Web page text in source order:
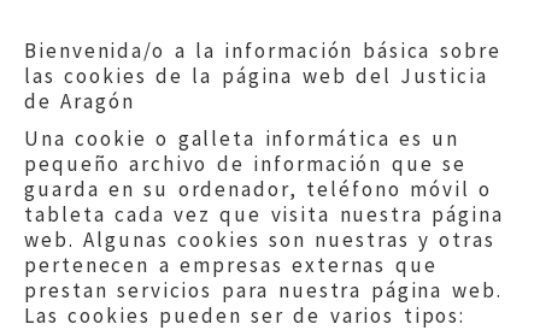
Bienvenida/o a la información básica sobre
las cookies de la página web del Justicia
de Aragón
Una cookie o galleta informática es un
pequeño archivo de información que se
guarda en su ordenador, teléfono móvil o
tableta cada vez que visita nuestra página
web. Algunas cookies son nuestras y otras
pertenecen a empresas externas que
prestan servicios para nuestra página web.
Las cookies pueden ser de varios tipos: